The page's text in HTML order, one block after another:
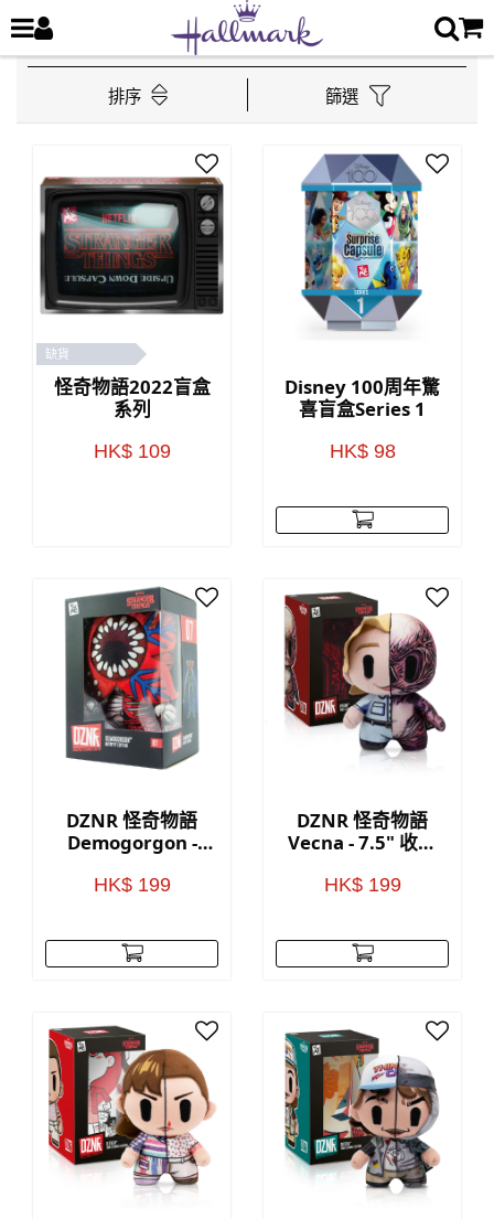
排序 篩選
缺貨
怪奇物語2022盲盒
系列
HK$ 109
Disney 100周年驚
喜盲盒Series 1
HK$ 98
DZNR 怪奇物語
Demogorgon -
展示盒)
HK$ 199
DZNR 怪奇物語
Vecna - 7.5" 收藏
HK$ 199